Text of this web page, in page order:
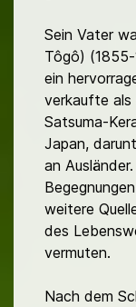
Sein Vater
Tôgô)
ein
verkaufte als
Satsuma-
Japan,
an
weitere
des
vermuten.
Nach dem